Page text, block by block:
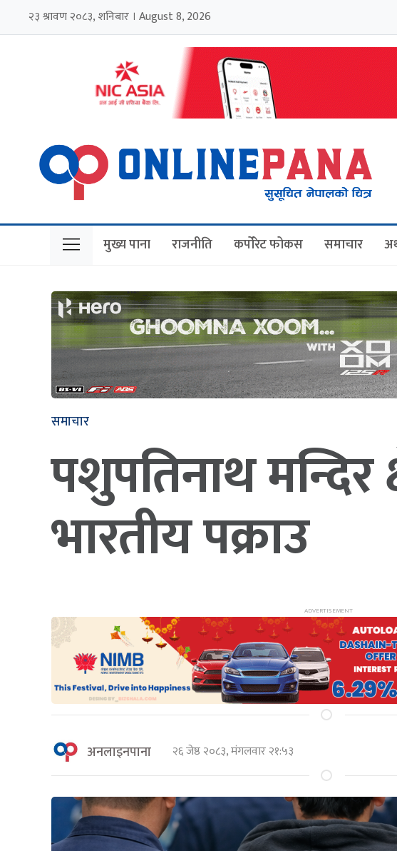
२३ श्रावण २०८३, शनिबार । August 8, 2026
मुख्य पाना राजनीति कर्पोरेट फोकस समाचार
समाचार
पशुपतिनाथ मन्दिर
भारतीय पक्राउ
अनलाइनपाना २६ जेष्ठ २०८३, मंगलवार २१:५३